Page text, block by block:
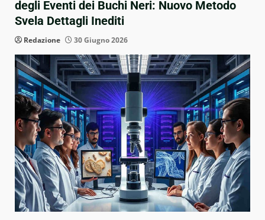
degli Eventi dei Buchi Neri: Nuovo Metodo
Svela Dettagli Inediti
Redazione 30 Giugno 2026